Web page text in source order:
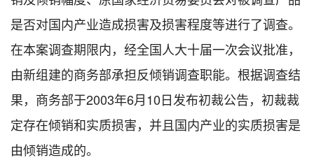
是否对国内产业造成损害及损害程度等进行了调查。
在本案调查期限内，经全国人大十届一次会议批准，
由新组建的商务部承担反倾销调查职能。根据调查结
果，商务部于2003年6月10日发布初裁公告，初裁裁
定存在倾销和实质损害，并且国内产业的实质损害是
由倾销造成的。